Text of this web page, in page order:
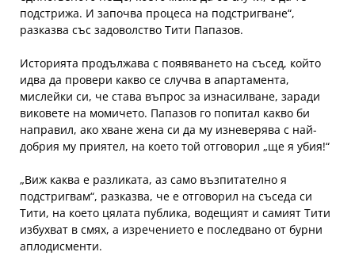
подстрижа. И започва процеса на подстригване“,
разказва със задоволство Тити Папазов.
Историята продължава с появяването на съсед, който
идва да провери какво се случва в апартамента,
мислейки си, че става въпрос за изнасилване, заради
виковете на момичето. Папазов го попитал какво би
направил, ако хване жена си да му изневерява с най-
добрия му приятел, на което той отговорил „ще я убия!“
„Виж каква е разликата, аз само възпитателно я
подстригвам“, разказва, че е отговорил на съседа си
Тити, на което цялата публика, водещият и самият Тити
избухват в смях, а изречението е последвано от бурни
аплодисменти.